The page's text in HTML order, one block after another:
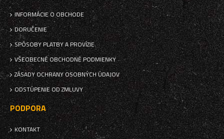
INFORMÁCIE O OBCHODE
DORUČENIE
SPÔSOBY PLATBY A PROVÍZIE
VŠEOBECNÉ OBCHODNÉ PODMIENKY
ZÁSADY OCHRANY OSOBNÝCH ÚDAJOV
ODSTÚPENIE OD ZMLUVY
PODPORA
KONTAKT